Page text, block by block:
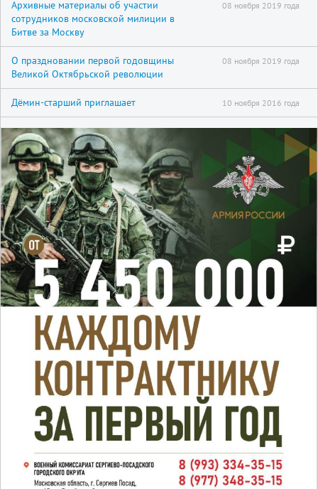
Архивные материалы об участии
сотрудников московской милиции в
Битве за Москву
08 ноября 2019 года
О праздновании первой годовщины
Великой Октябрьской революции
08 ноября 2019 года
Дёмин-старший приглашает 10 ноября 2016 года